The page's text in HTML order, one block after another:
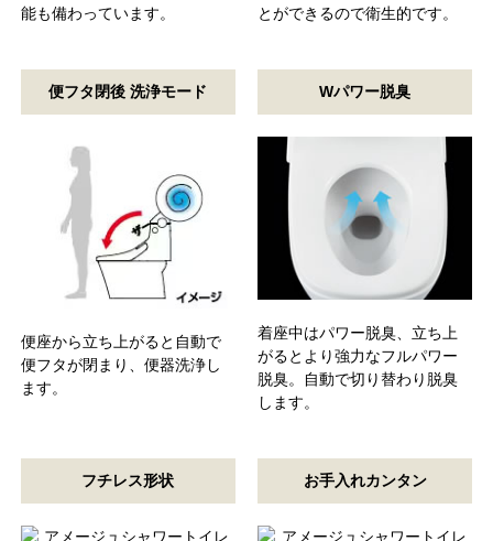
能も備わっています。
とができるので衛生的です。
便フタ閉後 洗浄モード
便座から立ち上がると自動で
便フタが閉まり、便器洗浄し
ます。
Wパワー脱臭
着座中はパワー脱臭、立ち上
がるとより強力なフルパワー
脱臭。自動で切り替わり脱臭
します。
フチレス形状 お手入れカンタン